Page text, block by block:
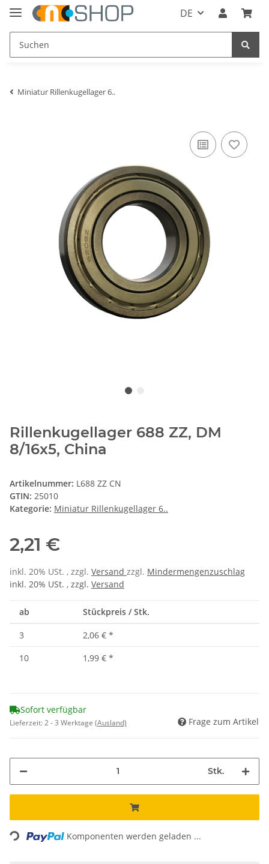
DE
Miniatur Rillenkugellager 6..
Rillenkugellager 688 ZZ, DM
8/16x5, China
Artikelnummer: L688 ZZ CN
GTIN: 25010
Kategorie: Miniatur Rillenkugellager 6..
2,21 €
inkl. 20% USt. , zzgl. Versand zzgl. Mindermengenzuschlag
inkl. 20% USt. , zzgl. Versand
ab Stückpreis / Stk.
3 2,06 € *
10
1,99 € *
Sofort verfügbar
Lieferzeit:2 - 3 Werktage (Ausland) Frage zum Artikel
Stk.
Loading... Komponenten werden geladen ...